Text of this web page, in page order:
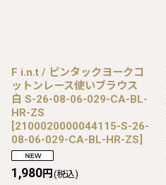
F i.n.t / ピンタックヨークコ
ットンレース使いブラウス
白 S-26-08-06-029-CA-BL-
HR-ZS
[2100020000044115-S-26-
08-06-029-CA-BL-HR-ZS]
1,980円 (税込)